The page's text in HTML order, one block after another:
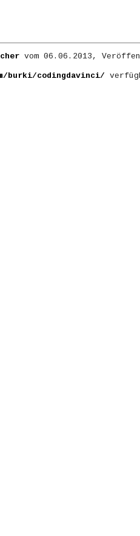
vom 06.06.2013,
burki/codingdavinci/